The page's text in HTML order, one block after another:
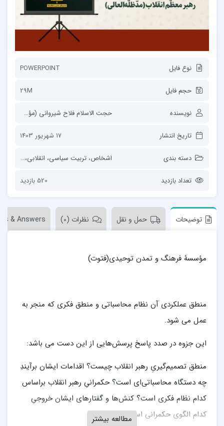
نوع فایل POWERPOINT
حجم فایل 29M
نویسنده حجت الاسلام فلاح شیروانی (مؤسسه فتوت)
تاریخ انتشار 17 شهریور 1403
دسته بندی اشخاص، تربیت سیاسی، انقلابی، تمدنی
تعداد بازدید 520 بازدید
توضیحات حمل و نقل نظرات (0) & Answers
مؤسسۀ فرهنگ و تمدن توحیدی(فتوت)
منطق عملکردی آن نظام محاسباتی و منطق فکری که منجر به
عمل می شود.
این جزوه در صدد پاسخ پرسش‌هایی از این دست می باشد:
منطق تصمیم‌گیریِ رهبر انقلاب چیست؟ اقدامات ایشان برآیندِ
چه دستگاه محاسباتی‌ای است؟ حکمرانیِ رهبر انقلاب براساس
کدام نظام فکری است؟ کنش‌ها و گفتارهای ایشان خروجیِ
کدام الگوی حکمرانی است؟مطالعه بیشتر